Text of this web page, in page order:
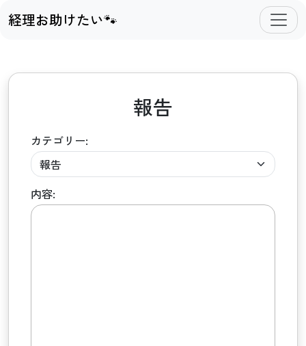
経理お助けたい🐾
報告
カテゴリー:
内容: